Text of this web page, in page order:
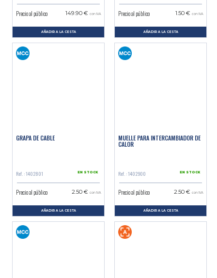
Precio al público 149.90 € con IVA
AÑADIR A LA CESTA
Precio al público 1.50 € con IVA
AÑADIR A LA CESTA
GRAPA DE CABLE
Ref. : 1402801 EN STOCK
Precio al público 2.50 € con IVA
AÑADIR A LA CESTA
MUELLE PARA INTERCAMBIADOR DE
CALOR
Ref. : 1402900 EN STOCK
Precio al público 2.50 € con IVA
AÑADIR A LA CESTA